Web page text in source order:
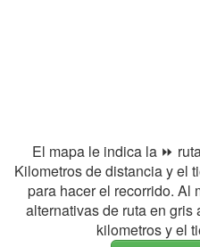
El mapa le indica la ⏩
Kilometros de distancia y el
para hacer el recorrido. Al
alternativas de ruta en
kilometros y el